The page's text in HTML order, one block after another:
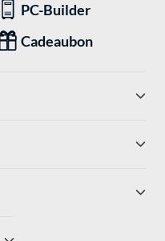
PC-Builder
Cadeaubon